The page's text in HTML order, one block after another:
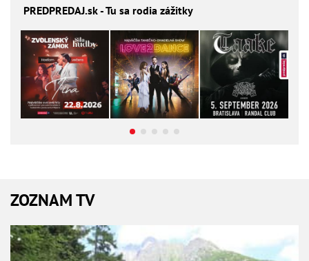
PREDPREDAJ.sk - Tu sa rodia zážitky
ZOZNAM TV